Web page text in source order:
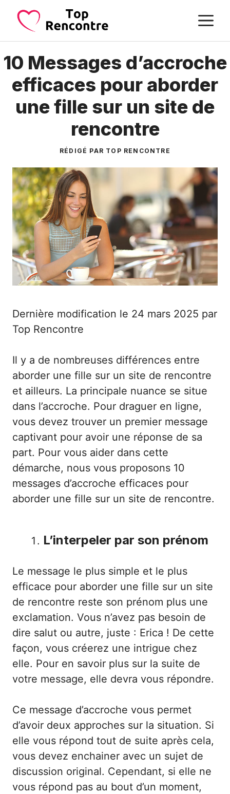
Aller
contenu
10 Messages d’accroche
efficaces pour aborder
une fille sur un site de
rencontre
RÉDIGÉ PAR TOP RENCONTRE
Dernière modification le 24 mars 2025 par
Top Rencontre
Il y a de nombreuses différences entre
aborder une fille sur un site de rencontre
et ailleurs. La principale nuance se situe
dans l’accroche. Pour draguer en ligne,
vous devez trouver un premier message
captivant pour avoir une réponse de sa
part. Pour vous aider dans cette
démarche, nous vous proposons 10
messages d’accroche efficaces pour
aborder une fille sur un site de rencontre.
L’interpeler par son prénom
Le message le plus simple et le plus
efficace pour aborder une fille sur un site
de rencontre reste son prénom plus une
exclamation. Vous n’avez pas besoin de
dire salut ou autre, juste : Erica ! De cette
façon, vous créerez une intrigue chez
elle. Pour en savoir plus sur la suite de
votre message, elle devra vous répondre.
Ce message d’accroche vous permet
d’avoir deux approches sur la situation. Si
elle vous répond tout de suite après cela,
vous devez enchainer avec un sujet de
discussion original. Cependant, si elle ne
vous répond pas au bout d’un moment,